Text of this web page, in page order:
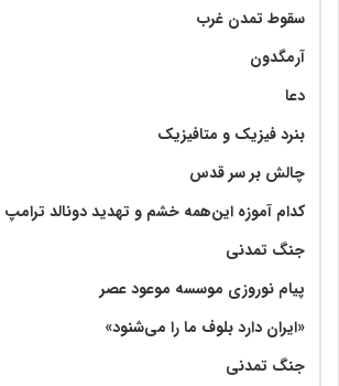
سقوط تمدن غرب
آرمگدون
دعا
بنرد فیزیک و متافیزیک
چالش بر سر قدس
کدام آموزه این‌همه خشم و تهدید دونالد
جنگ تمدنی
پیام نوروزی موسسه موعود عصر
«ایران دارد بلوف ما را می‌شنود»
جنگ تمدنی